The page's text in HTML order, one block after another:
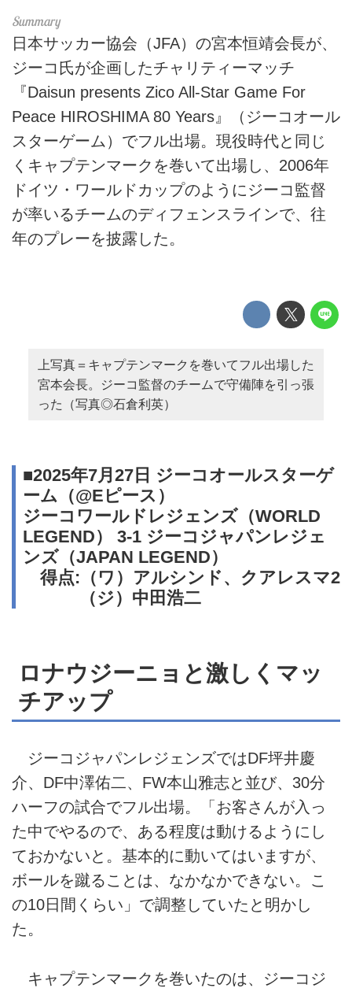
日本サッカー協会（JFA）の宮本恒靖会長が、
ジーコ氏が企画したチャリティーマッチ
『Daisun presents Zico All-Star Game For
Peace HIROSHIMA 80 Years』（ジーコオール
スターゲーム）でフル出場。現役時代と同じ
くキャプテンマークを巻いて出場し、2006年
ドイツ・ワールドカップのようにジーコ監督
が率いるチームのディフェンスラインで、往
年のプレーを披露した。
上写真＝キャプテンマークを巻いてフル出場した
宮本会長。ジーコ監督のチームで守備陣を引っ張
った（写真◎石倉利英）
■2025年7月27日 ジーコオールスターゲ
ーム（@Eピース）
ジーコワールドレジェンズ（WORLD
LEGEND） 3-1 ジーコジャパンレジェ
ンズ（JAPAN LEGEND）
得点:（ワ）アルシンド、クアレスマ2
（ジ）中田浩二
ロナウジーニョと激しくマッ
チアップ
ジーコジャパンレジェンズではDF坪井慶
介、DF中澤佑二、FW本山雅志と並び、30分
ハーフの試合でフル出場。「お客さんが入っ
た中でやるので、ある程度は動けるようにし
ておかないと。基本的に動いてはいますが、
ボールを蹴ることは、なかなかできない。こ
の10日間くらい」で調整していたと明かし
た。
キャプテンマークを巻いたのは、ジーコジ